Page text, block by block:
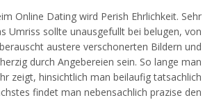
Online Dating wird Perish Ehrlichkeit. Sehr
Umriss sollte unausgefullt bei belugen, von
austere verschonerten Bildern und
durch Angebereien sein. So lange man
zeigt, hinsichtlich man beilaufig tatsachlich
findet man nebensachlich prazise den